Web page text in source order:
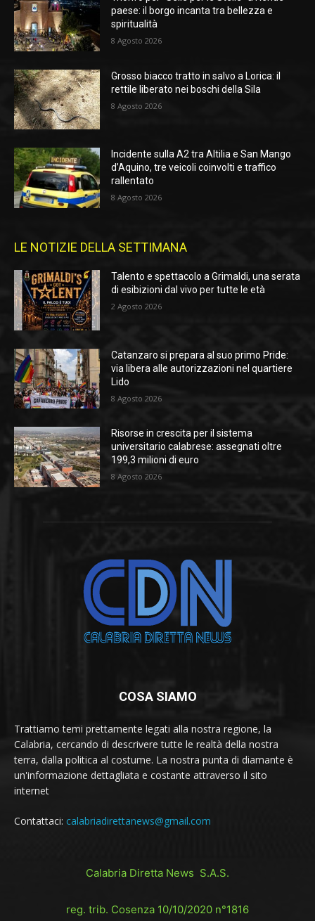
paese: il borgo incanta tra bellezza e
spiritualità
8 Agosto 2026
Grosso biacco tratto in salvo a Lorica: il
rettile liberato nei boschi della Sila
8 Agosto 2026
Incidente sulla A2 tra Altilia e San Mango
d’Aquino, tre veicoli coinvolti e traffico
rallentato
8 Agosto 2026
LE NOTIZIE DELLA SETTIMANA
Talento e spettacolo a Grimaldi, una serata
di esibizioni dal vivo per tutte le età
2 Agosto 2026
Catanzaro si prepara al suo primo Pride:
via libera alle autorizzazioni nel quartiere
Lido
8 Agosto 2026
Risorse in crescita per il sistema
universitario calabrese: assegnati oltre
199,3 milioni di euro
8 Agosto 2026
COSA SIAMO
Trattiamo temi prettamente legati alla nostra regione, la
Calabria, cercando di descrivere tutte le realtà della nostra
terra, dalla politica al costume. La nostra punta di diamante è
un'informazione dettagliata e costante attraverso il sito
internet
Contattaci: calabriadirettanews@gmail.com
Calabria Diretta News S.A.S.
reg. trib. Cosenza 10/10/2020 n°1816